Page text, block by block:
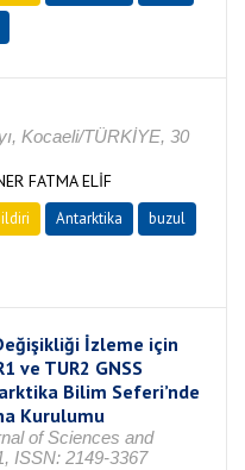
Kocaeli/TÜRKİYE, 30
FATMA ELİF
Antarktika
buzul
İzleme için
ve TUR2 GNSS
Bilim Seferi’nde
Kurulumu
of Sciences and
ISSN: 2149-3367